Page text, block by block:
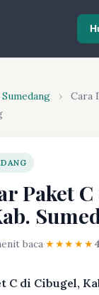
›
Cara
Paket
baca·★★★★★
C di Cibugel,